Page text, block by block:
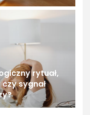
rytuał,
sygnał